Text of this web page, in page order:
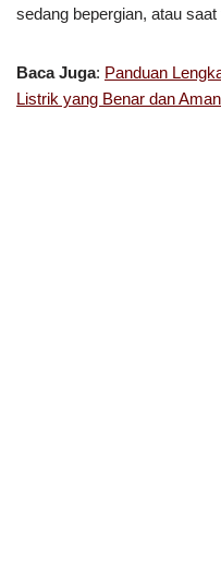
sedang bepergian, atau
Baca Juga: Panduan
Listrik yang Benar dan Aman